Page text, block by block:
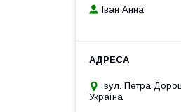
Іван Анна
вул. Петра
Україна